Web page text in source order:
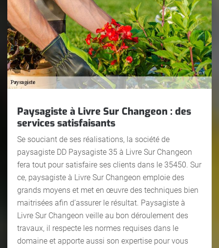
Paysagiste à Livre Sur Changeon : des
services satisfaisants
Se souciant de ses réalisations, la société de
paysagiste DD Paysagiste 35 à Livre Sur Changeon
fera tout pour satisfaire ses clients dans le 35450. Sur
ce, paysagiste à Livre Sur Changeon emploie des
grands moyens et met en œuvre des techniques bien
maitrisées afin d’assurer le résultat. Paysagiste à
Livre Sur Changeon veille au bon déroulement des
travaux, il respecte les normes requises dans le
domaine et apporte aussi son expertise pour vous